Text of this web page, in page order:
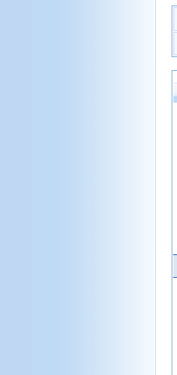
Một số câu hỏi phỏng vấn “đặc
Tờ khai